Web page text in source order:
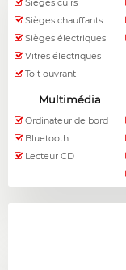
Sièges cuirs
Sièges chauffants
Sièges électriques
Vitres électriques
Toit ouvrant
Multimédia
Ordinateur de bord
Bluetooth
Lecteur CD